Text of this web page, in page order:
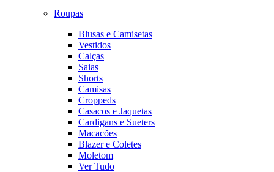
Roupas
Blusas e Camisetas
Vestidos
Calças
Saias
Shorts
Camisas
Croppeds
Casacos e Jaquetas
Cardigans e Sueters
Macacões
Blazer e Coletes
Moletom
Ver Tudo